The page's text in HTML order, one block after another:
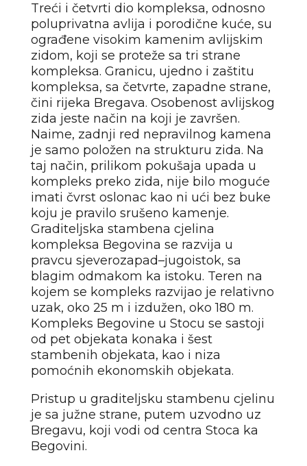
Treći i četvrti dio kompleksa, odnosno
poluprivatna avlija i porodične kuće, su
ograđene visokim kamenim avlijskim
zidom, koji se proteže sa tri strane
kompleksa. Granicu, ujedno i zaštitu
kompleksa, sa četvrte, zapadne strane,
čini rijeka Bregava. Osobenost avlijskog
zida jeste način na koji je završen.
Naime, zadnji red nepravilnog kamena
je samo položen na strukturu zida. Na
taj način, prilikom pokušaja upada u
kompleks preko zida, nije bilo moguće
imati čvrst oslonac kao ni ući bez buke
koju je pravilo srušeno kamenje.
Graditeljska stambena cjelina
kompleksa Begovina se razvija u
pravcu sjeverozapad–jugoistok, sa
blagim odmakom ka istoku. Teren na
kojem se kompleks razvijao je relativno
uzak, oko 25 m i izdužen, oko 180 m.
Kompleks Begovine u Stocu se sastoji
od pet objekata konaka i šest
stambenih objekata, kao i niza
pomoćnih ekonomskih objekata.
Pristup u graditeljsku stambenu cjelinu
je sa južne strane, putem uzvodno uz
Bregavu, koji vodi od centra Stoca ka
Begovini.